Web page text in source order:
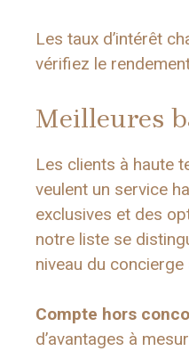
Les taux d’intérêt
vérifiez le
Meilleures
Les clients à haute
veulent un service
exclusives et des
notre liste se
niveau du
Compte hors
d’avantages à